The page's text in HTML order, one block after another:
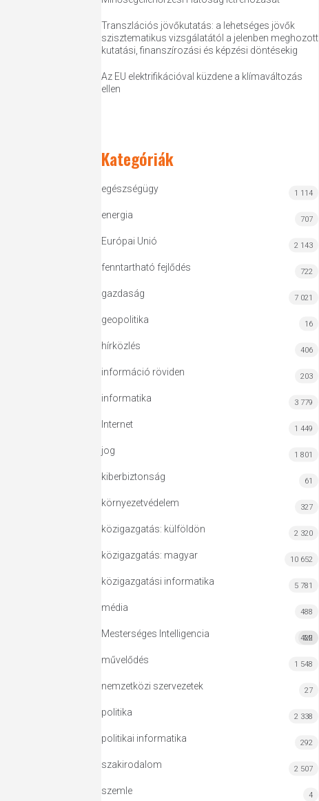
Transzlációs jövőkutatás: a lehetséges jövők
szisztematikus vizsgálatától a jelenben meghozott
kutatási, finanszírozási és képzési döntésekig
Az EU elektrifikációval küzdene a klímaváltozás
ellen
Kategóriák
egészségügy 1 114
energia 707
Európai Unió 2 143
fenntartható fejlődés 722
gazdaság 7 021
geopolitika 16
hírközlés 406
információ röviden 203
informatika 3 779
Internet 1 449
jog 1 801
kiberbiztonság 61
környezetvédelem 327
közigazgatás: külföldön 2 320
közigazgatás: magyar 10 652
közigazgatási informatika 5 781
média 488
Mesterséges Intelligencia MI
422
művelődés 1 548
nemzetközi szervezetek 27
politika 2 338
politikai informatika 292
szakirodalom 2 507
szemle 4